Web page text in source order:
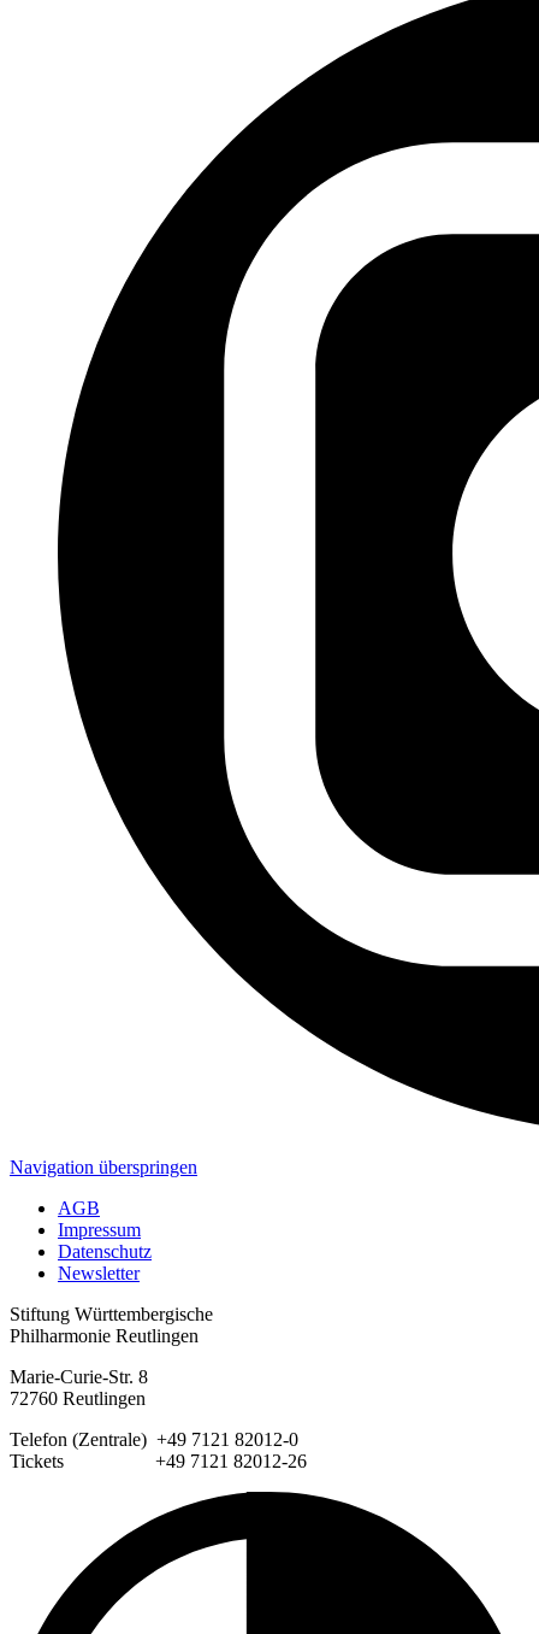
Navigation überspringen
AGB
Impressum
Datenschutz
Newsletter
Stiftung Württembergische
Philharmonie Reutlingen
Marie-Curie-Str. 8
72760 Reutlingen
Telefon (Zentrale) +49 7121 82012-0
Tickets +49 7121 82012-26